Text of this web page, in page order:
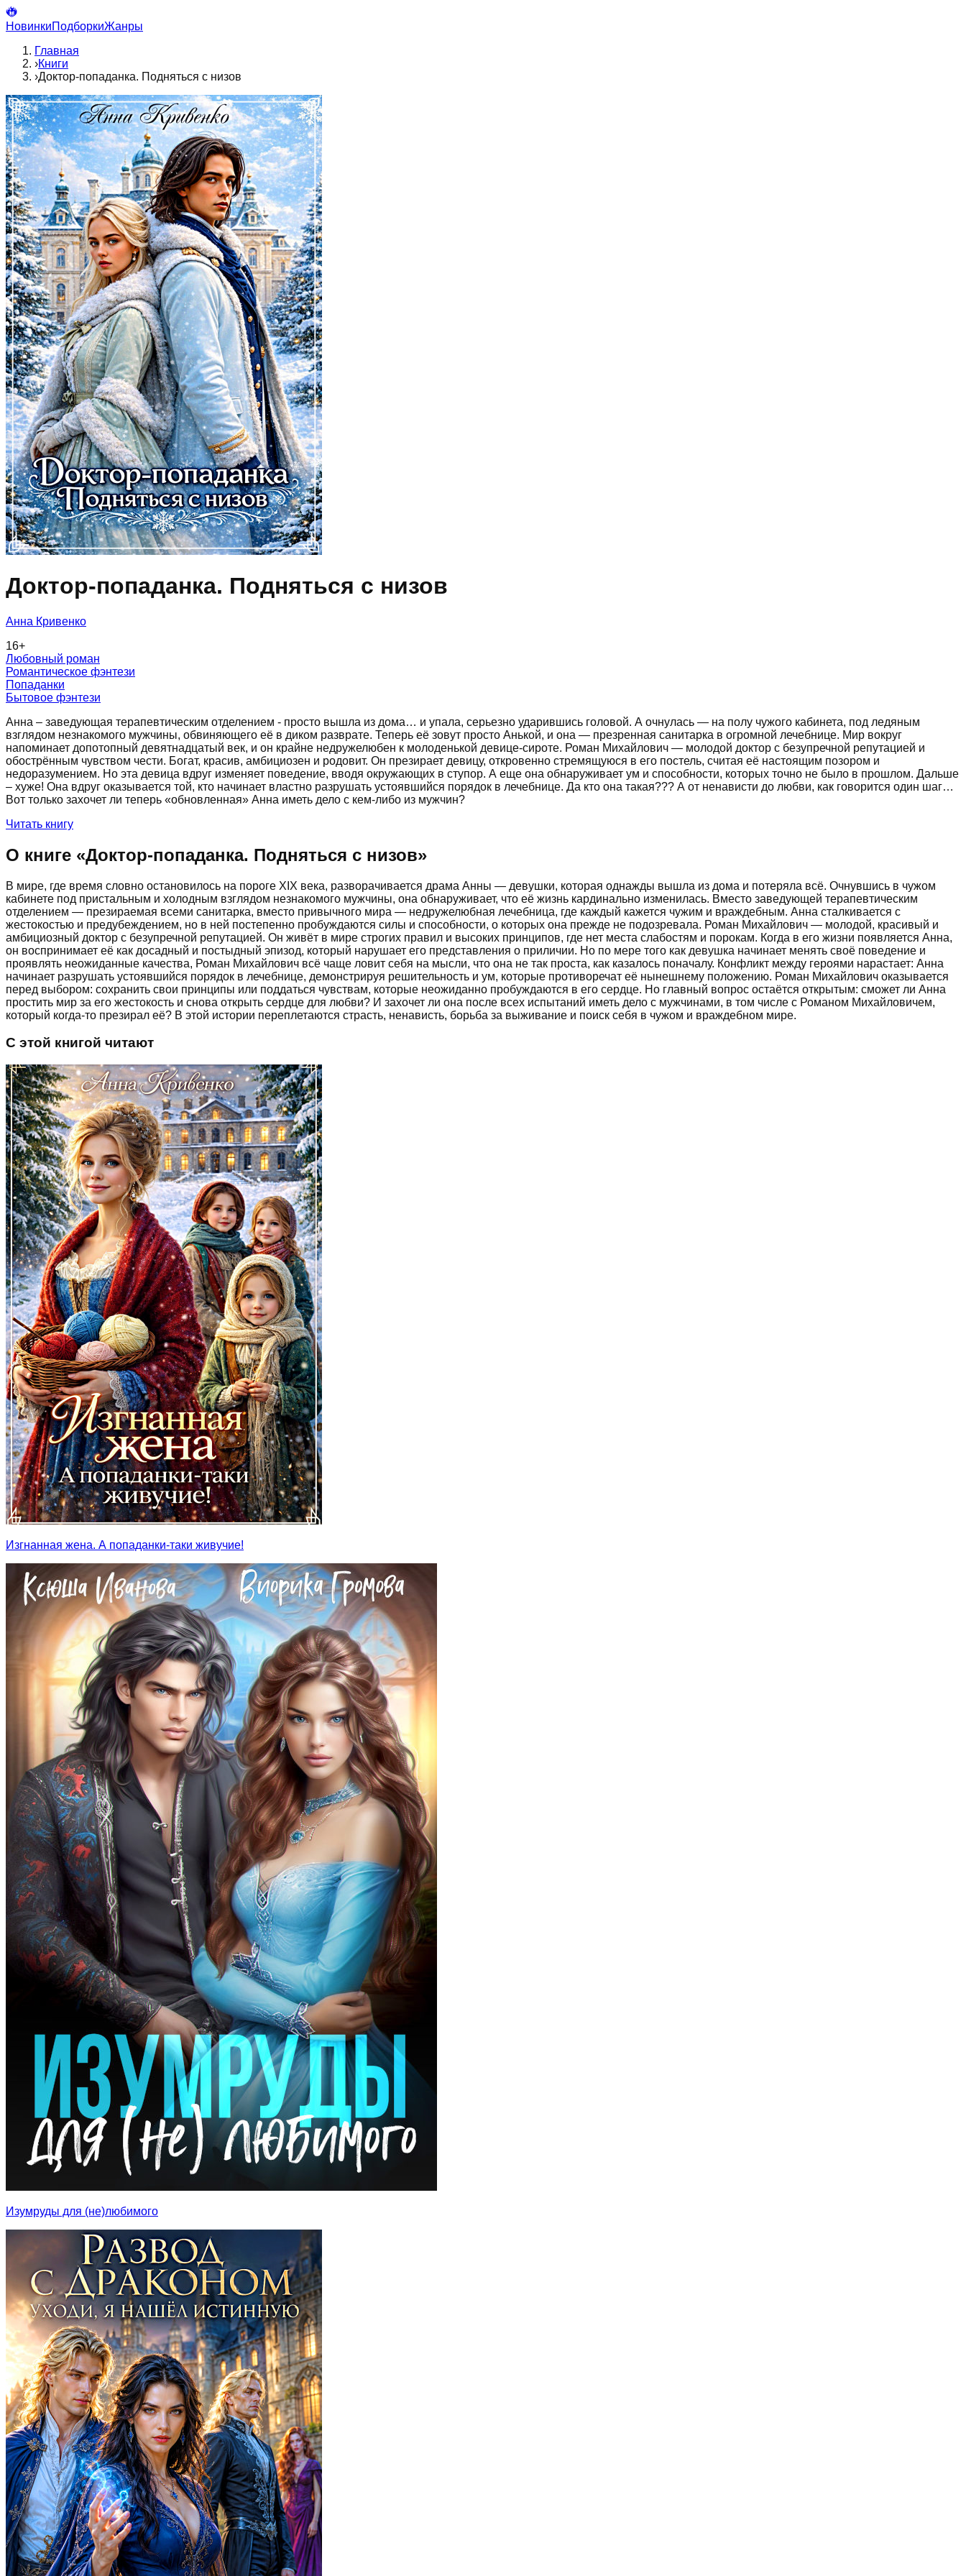
НовинкиПодборкиЖанры
Главная
›Книги
›Доктор-попаданка. Подняться с низов
Доктор-попаданка. Подняться с низов
Анна Кривенко
16+
Любовный роман
Романтическое фэнтези
Попаданки
Бытовое фэнтези
Анна – заведующая терапевтическим отделением - просто вышла из дома… и упала, серьезно ударившись головой. А очнулась — на полу чужого кабинета, под ледяным
взглядом незнакомого мужчины, обвиняющего её в диком разврате. Теперь её зовут просто Анькой, и она — презренная санитарка в огромной лечебнице. Мир вокруг
напоминает допотопный девятнадцатый век, и он крайне недружелюбен к молоденькой девице-сироте. Роман Михайлович — молодой доктор с безупречной репутацией и
обострённым чувством чести. Богат, красив, амбициозен и родовит. Он презирает девицу, откровенно стремящуюся в его постель, считая её настоящим позором и
недоразумением. Но эта девица вдруг изменяет поведение, вводя окружающих в ступор. А еще она обнаруживает ум и способности, которых точно не было в прошлом. Дальше
– хуже! Она вдруг оказывается той, кто начинает властно разрушать устоявшийся порядок в лечебнице. Да кто она такая??? А от ненависти до любви, как говорится один шаг…
Вот только захочет ли теперь «обновленная» Анна иметь дело с кем-либо из мужчин?
Читать книгу
О книге «Доктор-попаданка. Подняться с низов»
В мире, где время словно остановилось на пороге XIX века, разворачивается драма Анны — девушки, которая однажды вышла из дома и потеряла всё. Очнувшись в чужом
кабинете под пристальным и холодным взглядом незнакомого мужчины, она обнаруживает, что её жизнь кардинально изменилась. Вместо заведующей терапевтическим
отделением — презираемая всеми санитарка, вместо привычного мира — недружелюбная лечебница, где каждый кажется чужим и враждебным. Анна сталкивается с
жестокостью и предубеждением, но в ней постепенно пробуждаются силы и способности, о которых она прежде не подозревала. Роман Михайлович — молодой, красивый и
амбициозный доктор с безупречной репутацией. Он живёт в мире строгих правил и высоких принципов, где нет места слабостям и порокам. Когда в его жизни появляется Анна,
он воспринимает её как досадный и постыдный эпизод, который нарушает его представления о приличии. Но по мере того как девушка начинает менять своё поведение и
проявлять неожиданные качества, Роман Михайлович всё чаще ловит себя на мысли, что она не так проста, как казалось поначалу. Конфликт между героями нарастает: Анна
начинает разрушать устоявшийся порядок в лечебнице, демонстрируя решительность и ум, которые противоречат её нынешнему положению. Роман Михайлович оказывается
перед выбором: сохранить свои принципы или поддаться чувствам, которые неожиданно пробуждаются в его сердце. Но главный вопрос остаётся открытым: сможет ли Анна
простить мир за его жестокость и снова открыть сердце для любви? И захочет ли она после всех испытаний иметь дело с мужчинами, в том числе с Романом Михайловичем,
который когда-то презирал её? В этой истории переплетаются страсть, ненависть, борьба за выживание и поиск себя в чужом и враждебном мире.
С этой книгой читают
Изгнанная жена. А попаданки-таки живучие!
Изумруды для (не)любимого